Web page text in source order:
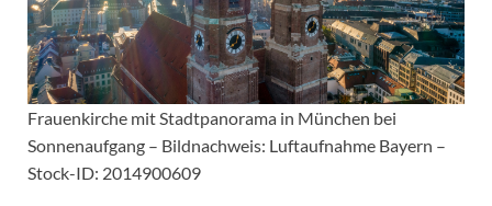
Frauenkirche mit Stadtpanorama in München bei
Sonnenaufgang – Bildnachweis: Luftaufnahme Bayern –
Stock-ID: 2014900609